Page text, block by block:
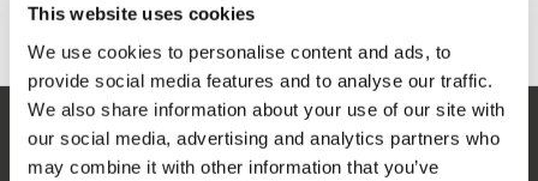
This website uses cookies
We use cookies to personalise content and ads, to
provide social media features and to analyse our traffic.
We also share information about your use of our site with
our social media, advertising and analytics partners who
may combine it with other information that you’ve
SERVIZIO